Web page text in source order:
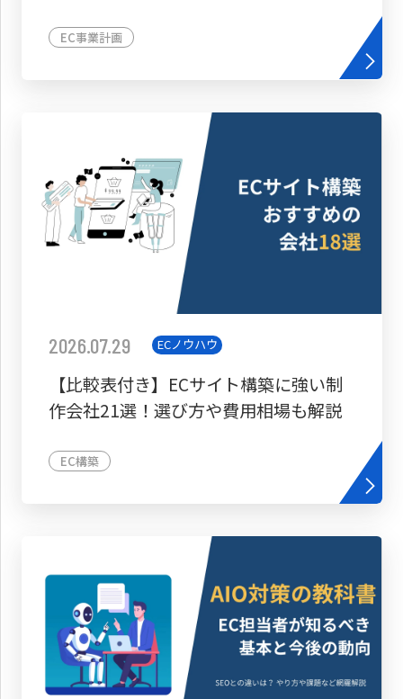
EC事業計画
2026.07.29 ECノウハウ
【比較表付き】ECサイト構築に強い制
作会社21選！選び方や費用相場も解説
EC構築